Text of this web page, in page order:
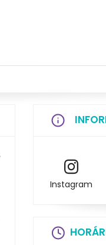
Instagram